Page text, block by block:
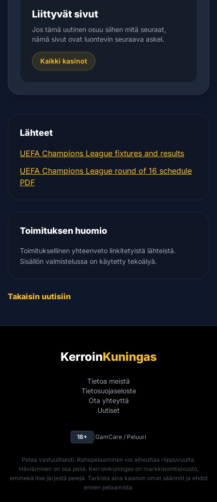
Liittyvät sivut
Jos tämä uutinen osuu siihen mitä seuraat,
nämä sivut ovat luontevin seuraava askel.
Kaikki kasinot
Lähteet
UEFA Champions League fixtures and results
UEFA Champions League round of 16 schedule
PDF
Toimituksen huomio
Toimituksellinen yhteenveto linkitetyistä lähteistä.
Sisällön valmistelussa on käytetty tekoälyä.
Takaisin uutisiin
KerroinKuningas
Tietoa meistä
Tietosuojaseloste
Ota yhteyttä
Uutiset
18+ GamCare / Peluuri
Pelaa vastuullisesti. Rahapelaaminen voi aiheuttaa riippuvuutta.
Häviäminen on osa peliä. Kerroinkuningas on markkinointisivusto,
emmekä itse järjestä pelejä. Tarkista aina kasinon omat säännöt ja ehdot
ennen pelaamista.